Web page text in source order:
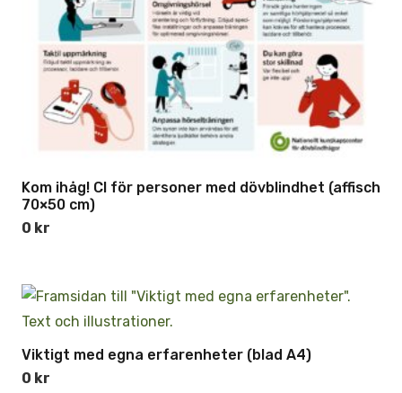
Kom ihåg! CI för personer med dövblindhet (affisch
70×50 cm)
0 kr
Viktigt med egna erfarenheter (blad A4)
0 kr